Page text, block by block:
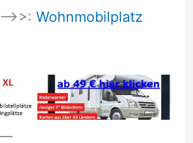
Wohnmobilplatz